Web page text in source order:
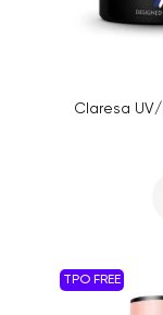
Claresa
TPO FREE